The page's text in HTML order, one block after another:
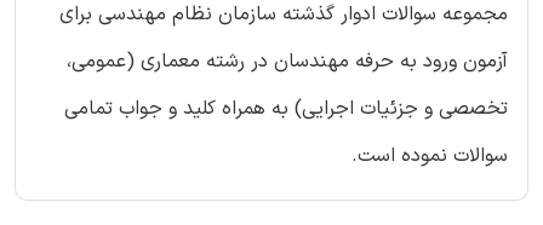
مجموعه سوالات ادوار گذشته سازمان نظام مهندسی برای
آزمون ورود به حرفه مهندسان در رشته معماری (عمومی،
تخصصی و جزئیات اجرایی) به همراه کلید و جواب تمامی
سوالات نموده است.